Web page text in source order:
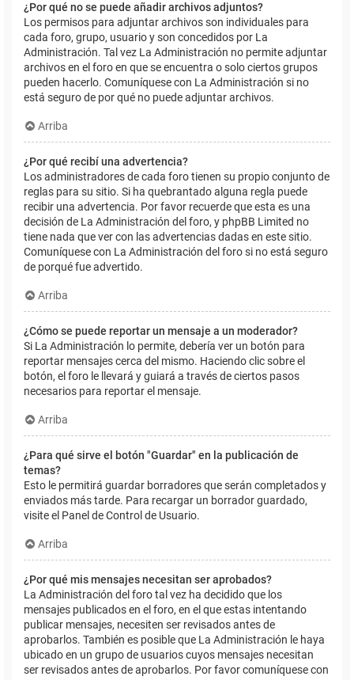
¿Por qué no se puede añadir archivos adjuntos?
Los permisos para adjuntar archivos son individuales para
cada foro, grupo, usuario y son concedidos por La
Administración. Tal vez La Administración no permite adjuntar
archivos en el foro en que se encuentra o solo ciertos grupos
pueden hacerlo. Comuníquese con La Administración si no
está seguro de por qué no puede adjuntar archivos.
Arriba
¿Por qué recibí una advertencia?
Los administradores de cada foro tienen su propio conjunto de
reglas para su sitio. Si ha quebrantado alguna regla puede
recibir una advertencia. Por favor recuerde que esta es una
decisión de La Administración del foro, y phpBB Limited no
tiene nada que ver con las advertencias dadas en este sitio.
Comuníquese con La Administración del foro si no está seguro
de porqué fue advertido.
Arriba
¿Cómo se puede reportar un mensaje a un moderador?
Si La Administración lo permite, debería ver un botón para
reportar mensajes cerca del mismo. Haciendo clic sobre el
botón, el foro le llevará y guiará a través de ciertos pasos
necesarios para reportar el mensaje.
Arriba
¿Para qué sirve el botón "Guardar" en la publicación de
temas?
Esto le permitirá guardar borradores que serán completados y
enviados más tarde. Para recargar un borrador guardado,
visite el Panel de Control de Usuario.
Arriba
¿Por qué mis mensajes necesitan ser aprobados?
La Administración del foro tal vez ha decidido que los
mensajes publicados en el foro, en el que estas intentando
publicar mensajes, necesiten ser revisados antes de
aprobarlos. También es posible que La Administración le haya
ubicado en un grupo de usuarios cuyos mensajes necesitan
ser revisados antes de aprobarlos. Por favor comuníquese con